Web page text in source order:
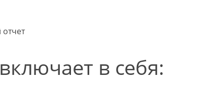
в себя: